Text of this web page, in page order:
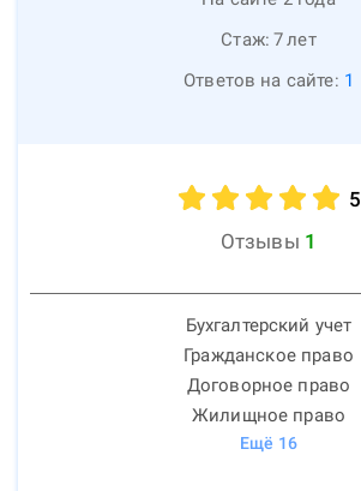
Стаж: 7лет
Ответов на сайте: 1
5
Отзывы 1
Бухгалтерский учет
Гражданское право
Договорное право
Жилищное право
Ещё 16